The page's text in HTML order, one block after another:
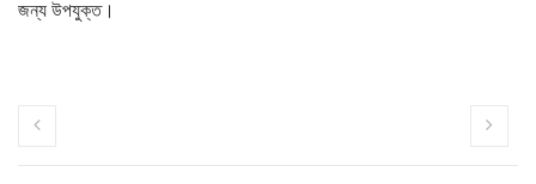
জন্য উপযুক্ত।